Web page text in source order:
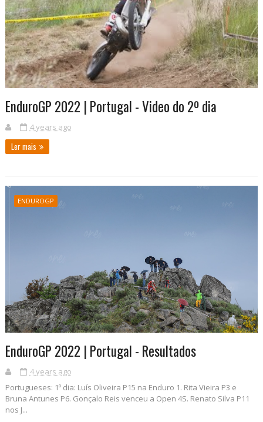
EnduroGP 2022 | Portugal - Video do 2º dia
4 years ago
Ler mais
ENDUROGP
EnduroGP 2022 | Portugal - Resultados
4 years ago
Portugueses: 1º dia: Luís Oliveira P15 na Enduro 1. Rita Vieira P3 e
Bruna Antunes P6. Gonçalo Reis venceu a Open 4S. Renato Silva P11
nos J...